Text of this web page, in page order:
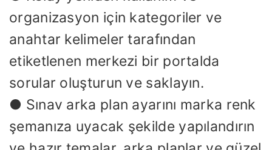
organizasyon için kategoriler ve
anahtar kelimeler tarafından
etiketlenen merkezi bir portalda
sorular oluşturun ve saklayın.
● Sınav arka plan ayarını marka renk
şemanıza uyacak şekilde yapılandırın